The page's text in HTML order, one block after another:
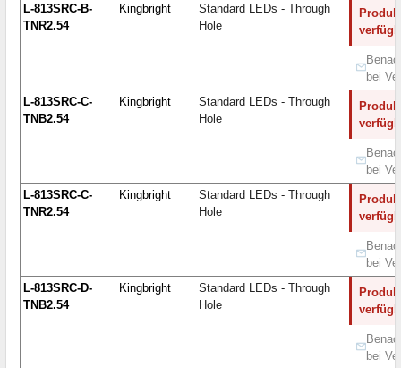
L-813SRC-B-
TNR2.54
Kingbright
Standard LEDs - Through
Hole
bei
L-813SRC-C-
TNB2.54
Kingbright
Standard LEDs - Through
Hole
bei
L-813SRC-C-
TNR2.54
Kingbright
Standard LEDs - Through
Hole
bei
L-813SRC-D-
TNB2.54
Kingbright
Standard LEDs - Through
Hole
bei